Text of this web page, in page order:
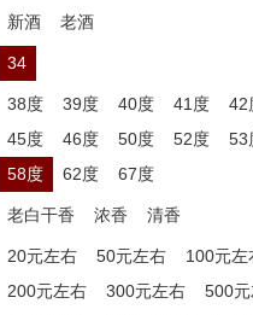
新酒 老酒
34
38度 39度 40度 41度 42
45度
46度 50度 52度 53
58度
62度 67度
老白干香 浓香 清香
20元左右 50元左右
100元左
200元左右
300元左右
500